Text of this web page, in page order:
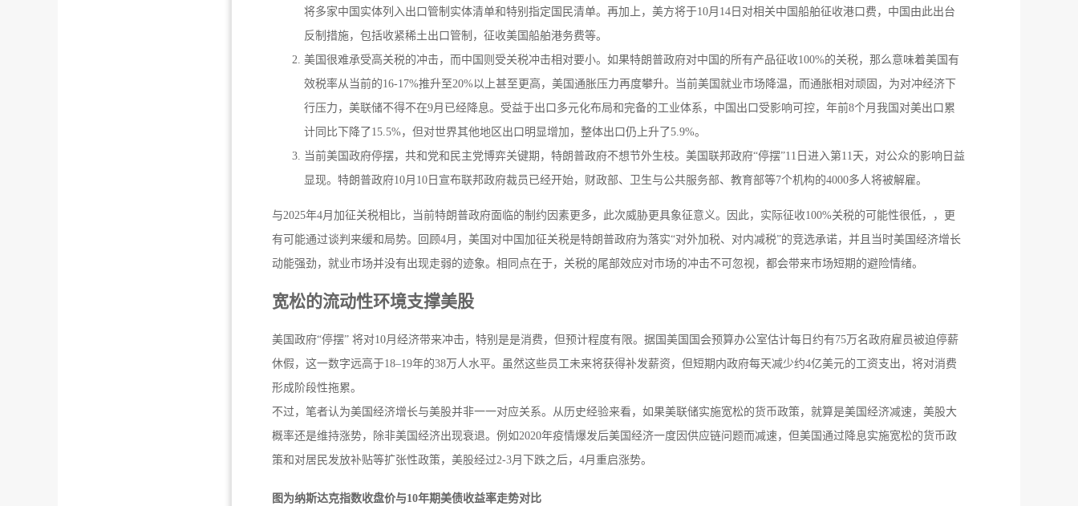
将多家中国实体列入出口管制实体清单和特别指定国民清单。再加上，美方将于10月14日对相关中国船舶征收港口费，中国由此出台
反制措施，包括收紧稀土出口管制，征收美国船舶港务费等。
美国很难承受高关税的冲击，而中国则受关税冲击相对要小。如果特朗普政府对中国的所有产品征收100%的关税，那么意味着美国有
效税率从当前的16-17%推升至20%以上甚至更高，美国通胀压力再度攀升。当前美国就业市场降温，而通胀相对顽固，为对冲经济下
行压力，美联储不得不在9月已经降息。受益于出口多元化布局和完备的工业体系，中国出口受影响可控，年前8个月我国对美出口累
计同比下降了15.5%，但对世界其他地区出口明显增加，整体出口仍上升了5.9%。
当前美国政府停摆，共和党和民主党博弈关键期，特朗普政府不想节外生枝。美国联邦政府“停摆”11日进入第11天，对公众的影响日益
显现。特朗普政府10月10日宣布联邦政府裁员已经开始，财政部、卫生与公共服务部、教育部等7个机构的4000多人将被解雇。
与2025年4月加征关税相比，当前特朗普政府面临的制约因素更多，此次威胁更具象征意义。因此，实际征收100%关税的可能性很低，，更
有可能通过谈判来缓和局势。回顾4月，美国对中国加征关税是特朗普政府为落实“对外加税、对内减税”的竞选承诺，并且当时美国经济增长
动能强劲，就业市场并没有出现走弱的迹象。相同点在于，关税的尾部效应对市场的冲击不可忽视，都会带来市场短期的避险情绪。
宽松的流动性环境支撑美股
美国政府“停摆” 将对10月经济带来冲击，特别是是消费，但预计程度有限。据国美国国会预算办公室估计每日约有75万名政府雇员被迫停薪
休假，这一数字远高于18–19年的38万人水平。虽然这些员工未来将获得补发薪资，但短期内政府每天减少约4亿美元的工资支出，将对消费
形成阶段性拖累。
不过，笔者认为美国经济增长与美股并非一一对应关系。从历史经验来看，如果美联储实施宽松的货币政策，就算是美国经济减速，美股大
概率还是维持涨势，除非美国经济出现衰退。例如2020年疫情爆发后美国经济一度因供应链问题而减速，但美国通过降息实施宽松的货币政
策和对居民发放补贴等扩张性政策，美股经过2-3月下跌之后，4月重启涨势。
图为纳斯达克指数收盘价与10年期美债收益率走势对比